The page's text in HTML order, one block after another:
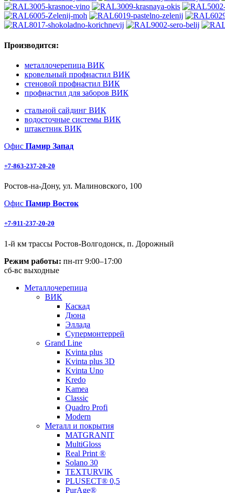
Производится:
металлочерепица ВИК
кровельный профнастил ВИК
стеновой профнастил ВИК
профнастил для заборов ВИК
стальной сайдинг ВИК
водосточные системы ВИК
штакетник ВИК
Офис Памир Запад
+7-863-237-20-20
Ростов-на-Дону, ул. Малиновского, 100
Офис Памир Восток
+7-911-237-20-20
1-й км трассы Ростов-Волгодонск, п. Дорожный
Режим работы: пн-пт 9:00–17:00
сб-вс выходные
Металлочерепица
ВИК
Каскад
Дюна
Эллада
Супермонтеррей
Grand Line
Kvinta plus
Kvinta plus 3D
Kvinta Uno
Kredo
Kamea
Classic
Quadro Profi
Modern
Металл и покрытия
MATGRANIT
MultiGloss
Real Print ®
Solano 30
TEXTURVIK
PLUSECT® 0,5
PurAge®